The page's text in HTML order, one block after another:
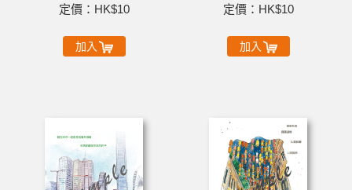
定價：HK$10
加入
定價：HK$10
加入